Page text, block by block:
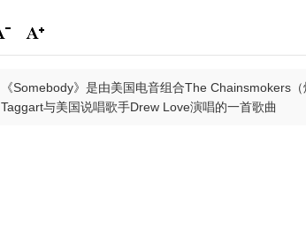
《Somebody》是由美国电音组合The Chainsmokers
Taggart与美国说唱歌手Drew Love演唱的一首歌曲